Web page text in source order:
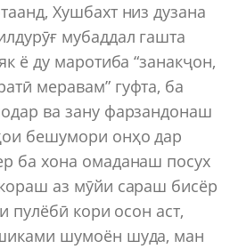
Хушбахт низ дузана
мубаддал гашта
ё ду маротиба “занакҷон,
меравам” гуфта, ба
ва зану фарзандонаш
бешумори онҳо дар
ба хона омаданаш посух
аз мӯйи сараш бисёр
пулёбӣ кори осон аст,
шумоён шуда, ман